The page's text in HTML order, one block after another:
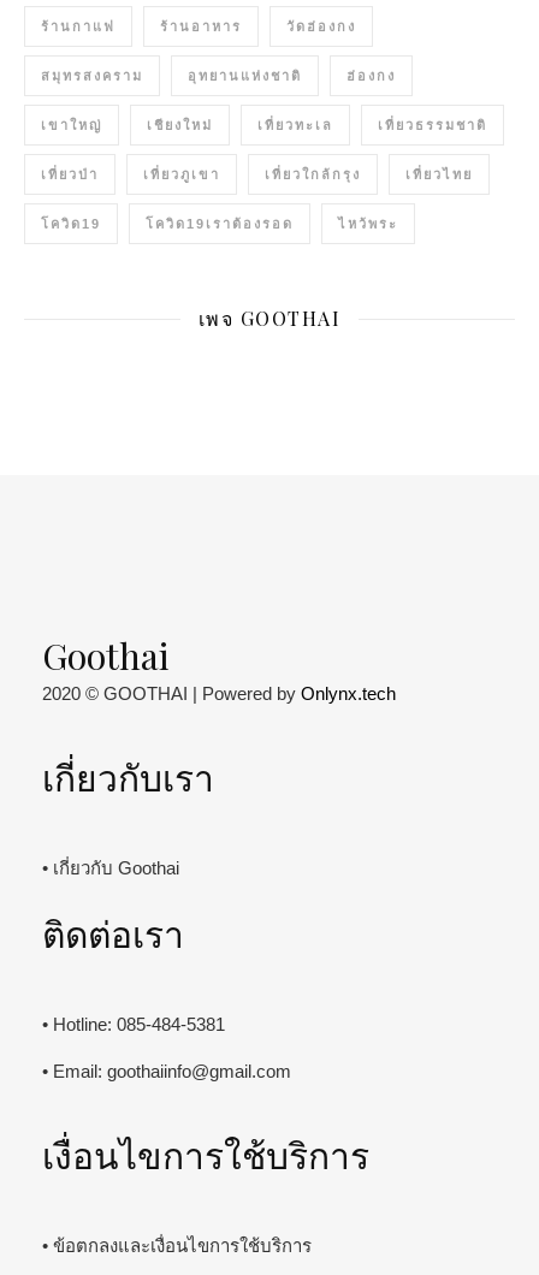
ร้านกาแฟ ร้านอาหาร วัดฮ่องกง
สมุทรสงคราม อุทยานแห่งชาติ ฮ่องกง
เขาใหญ่ เชียงใหม่ เที่ยวทะเล เที่ยวธรรมชาติ
เที่ยวป่า เที่ยวภูเขา เที่ยวใกล้กรุง เที่ยวไทย
โควิด19 โควิด19เราต้องรอด ไหว้พระ
เพจ GOOTHAI
Goothai
2020 © GOOTHAI | Powered by Onlynx.tech
เกี่ยวกับเรา
• เกี่ยวกับ Goothai
ติดต่อเรา
• Hotline: 085-484-5381
• Email: goothaiinfo@gmail.com
เงื่อนไขการใช้บริการ
• ข้อตกลงและเงื่อนไขการใช้บริการ